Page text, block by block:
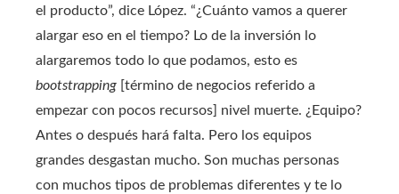
el producto”, dice López. “¿Cuánto vamos a querer
alargar eso en el tiempo? Lo de la inversión lo
alargaremos todo lo que podamos, esto es
bootstrapping [término de negocios referido a
empezar con pocos recursos] nivel muerte. ¿Equipo?
Antes o después hará falta. Pero los equipos
grandes desgastan mucho. Son muchas personas
con muchos tipos de problemas diferentes y te lo